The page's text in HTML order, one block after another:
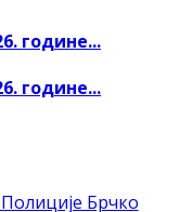
године...
године...
Брчко